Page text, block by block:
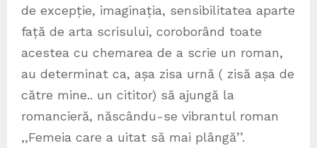
de excepție, imaginația, sensibilitatea aparte
față de arta scrisului, coroborând toate
acestea cu chemarea de a scrie un roman,
au determinat ca, așa zisa urnă ( zisă așa de
către mine.. un cititor) să ajungă la
romancieră, născându-se vibrantul roman
,,Femeia care a uitat să mai plângă’’.